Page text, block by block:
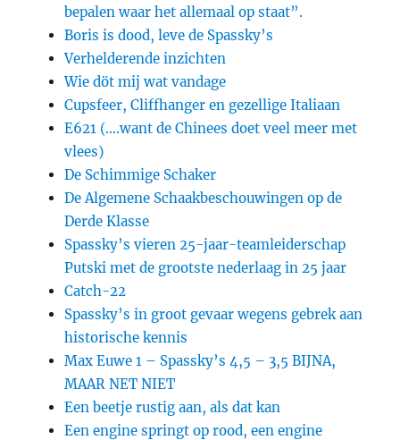
bepalen waar het allemaal op staat”.
Boris is dood, leve de Spassky’s
Verhelderende inzichten
Wie döt mij wat vandage
Cupsfeer, Cliffhanger en gezellige Italiaan
E621 (….want de Chinees doet veel meer met
vlees)
De Schimmige Schaker
De Algemene Schaakbeschouwingen op de
Derde Klasse
Spassky’s vieren 25-jaar-teamleiderschap
Putski met de grootste nederlaag in 25 jaar
Catch-22
Spassky’s in groot gevaar wegens gebrek aan
historische kennis
Max Euwe 1 – Spassky’s 4,5 – 3,5 BIJNA,
MAAR NET NIET
Een beetje rustig aan, als dat kan
Een engine springt op rood, een engine